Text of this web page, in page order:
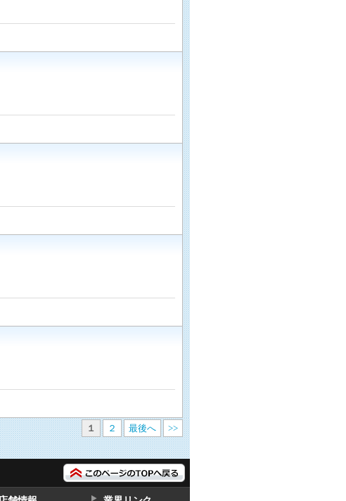
１ ２ 最後へ >>